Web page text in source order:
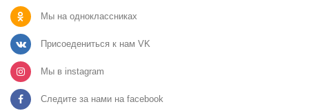
Мы на одноклассниках
Присоедениться к нам VK
Мы в instagram
Следите за нами на facebook